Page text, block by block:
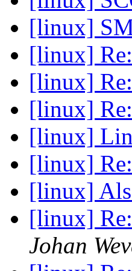
[linux]
[linux]
[linux]
[linux]
[linux]
[linux]
[linux]
[linux]
Johan